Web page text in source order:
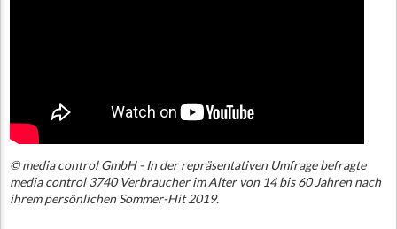
© media control GmbH - In der repräsentativen Umfrage befragte
media control 3740 Verbraucher im Alter von 14 bis 60 Jahren nach
ihrem persönlichen Sommer-Hit 2019.